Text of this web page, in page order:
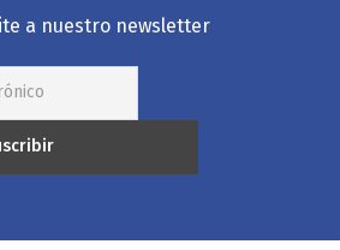
a nuestro newsletter